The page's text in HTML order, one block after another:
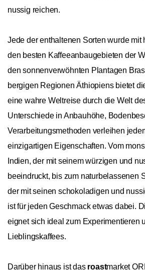
nussig reichen.
Jede der enthaltenen Sorten wurde mit
den besten Kaffeeanbaugebieten der
den sonnenverwöhnten Plantagen
bergigen Regionen Äthiopiens bietet
eine wahre Weltreise durch die Welt
Unterschiede in Anbauhöhe,
Verarbeitungsmethoden verleihen
einzigartigen Eigenschaften. Vom
Indien, der mit seinem würzigen und
beeindruckt, bis zum naturbelassenen
der mit seinen schokoladigen und
ist für jeden Geschmack etwas dabei.
eignet sich ideal zum Experimentieren
Lieblingskaffees.
Darüber hinaus ist das roastmarket